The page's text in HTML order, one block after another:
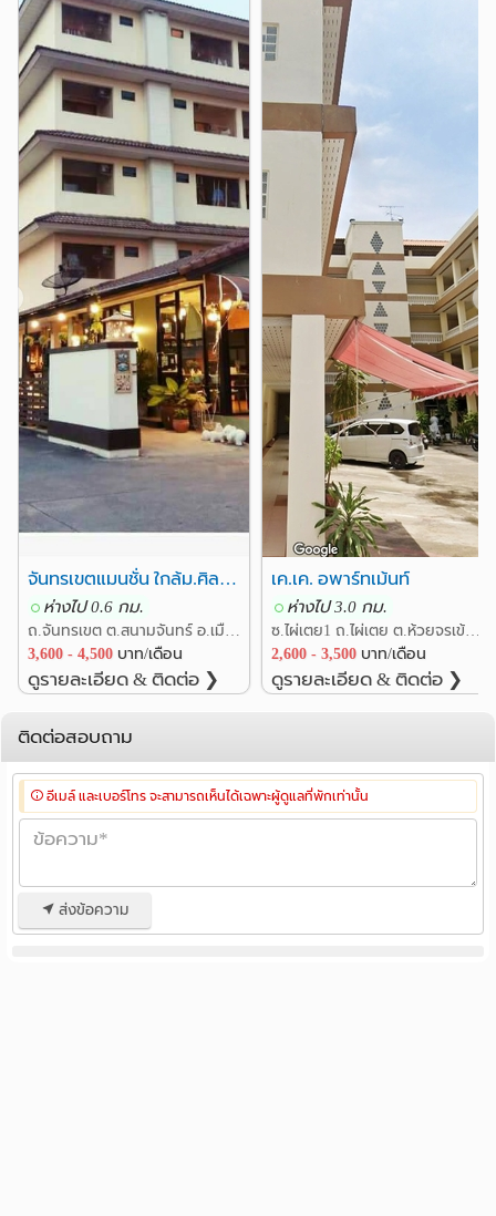
จันทร์ #อักษรศิลปากร #ทีมอักษร
#วิศวะมศก #มศก #SU69 #หอนอกมศก
#ทีมมศก #หอนอกศิลปากร #หอนอกมศก #สนามจันทร์ #หา
เมทมศก
สถานที่ใกล้เคียง :โรงพยาบาลกรุงเทพสนามจันทร์, มหาวิทยาลัย
ศิลปากร วิทยาเขตพระราชวังสนามจันทร์, เทสโกโลตัส
นครปฐม
ที่ว่าการอำเภอเมืองนครปฐม 2.5 กม.
ศาลแขวงนครปฐม 2.7 กม.
หอนาฬิกาพระประโทน 4.8 กม.
ศาลากลางจังหวัดนครปฐม 5.0 กม.
จันทรเขตแมนชั่น ใกล้ม.ศิลปากรนครปฐม
ห่างไป 0.6 กม.
ถ.จันทรเขต ต.สนามจันทร์ อ.เมืองนครปฐม นครปฐม
3,600 - 4,500 บาท/เดือน
ดูรายละเอียด & ติดต่อ ❯
เค.เค. อพาร์ทเม้นท์
ห่างไป 3.0 กม.
ซ.ไผ่เตย1 ถ.ไผ่เตย ต.ห้วยจรเข้ อ.เมืองนครปฐม นครปฐม
2,600 - 3,500 บาท/เดือน
ดูรายละเอียด & ติดต่อ ❯
ติดต่อสอบถาม
อีเมล์ และเบอร์โทร จะสามารถเห็นได้เฉพาะผู้ดูแลที่พักเท่านั้น
ส่งข้อความ